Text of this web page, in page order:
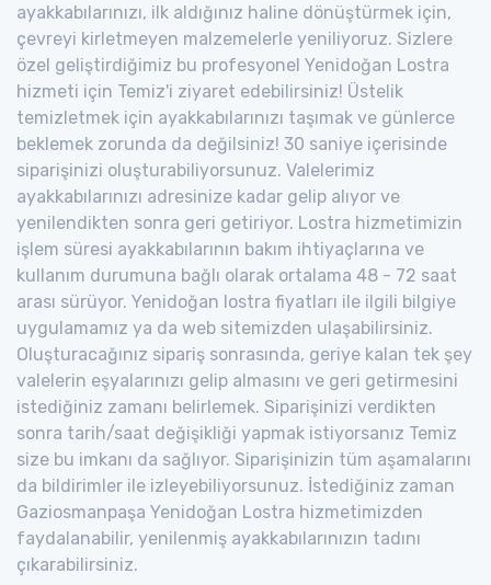
ayakkabılarınızı, ilk aldığınız haline dönüştürmek için,
çevreyi kirletmeyen malzemelerle yeniliyoruz. Sizlere
özel geliştirdiğimiz bu profesyonel Yenidoğan Lostra
hizmeti için Temiz'i ziyaret edebilirsiniz! Üstelik
temizletmek için ayakkabılarınızı taşımak ve günlerce
beklemek zorunda da değilsiniz! 30 saniye içerisinde
siparişinizi oluşturabiliyorsunuz. Valelerimiz
ayakkabılarınızı adresinize kadar gelip alıyor ve
yenilendikten sonra geri getiriyor. Lostra hizmetimizin
işlem süresi ayakkabılarının bakım ihtiyaçlarına ve
kullanım durumuna bağlı olarak ortalama 48 - 72 saat
arası sürüyor. Yenidoğan lostra fiyatları ile ilgili bilgiye
uygulamamız ya da web sitemizden ulaşabilirsiniz.
Oluşturacağınız sipariş sonrasında, geriye kalan tek şey
valelerin eşyalarınızı gelip almasını ve geri getirmesini
istediğiniz zamanı belirlemek. Siparişinizi verdikten
sonra tarih/saat değişikliği yapmak istiyorsanız Temiz
size bu imkanı da sağlıyor. Siparişinizin tüm aşamalarını
da bildirimler ile izleyebiliyorsunuz. İstediğiniz zaman
Gaziosmanpaşa Yenidoğan Lostra hizmetimizden
faydalanabilir, yenilenmiş ayakkabılarınızın tadını
çıkarabilirsiniz.